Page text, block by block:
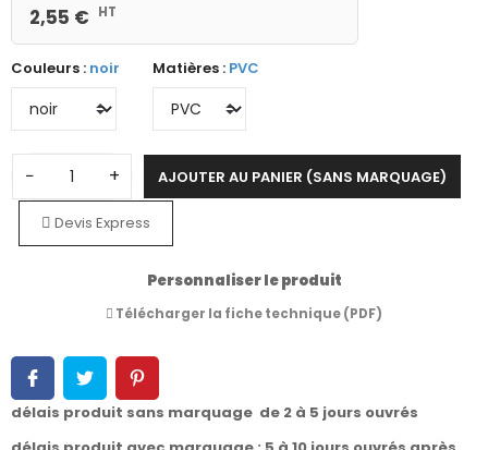
2,55 € HT
Couleurs : noir Matières : PVC
− + AJOUTER AU PANIER (SANS MARQUAGE)
Devis Express
Personnaliser le produit
Télécharger la fiche technique (PDF)
délais produit sans marquage de 2 à 5 jours ouvrés